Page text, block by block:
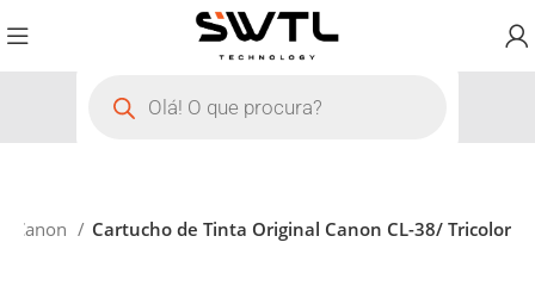
Canon Cartucho de Tinta Original Canon CL-38/ Tricolor